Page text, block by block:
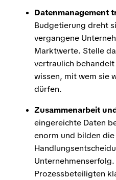
Datenmanagement
Budgetierung dreht
vergangene
Marktwerte. Stelle
vertraulich
wissen, mit wem sie
dürfen.
Zusammenarbeit
eingereichte Daten
enorm und bilden
Prozessbeteiligten